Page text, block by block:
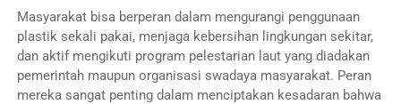
Masyarakat bisa berperan dalam mengurangi penggunaan
plastik sekali pakai, menjaga kebersihan lingkungan sekitar,
dan aktif mengikuti program pelestarian laut yang diadakan
pemerintah maupun organisasi swadaya masyarakat. Peran
mereka sangat penting dalam menciptakan kesadaran bahwa